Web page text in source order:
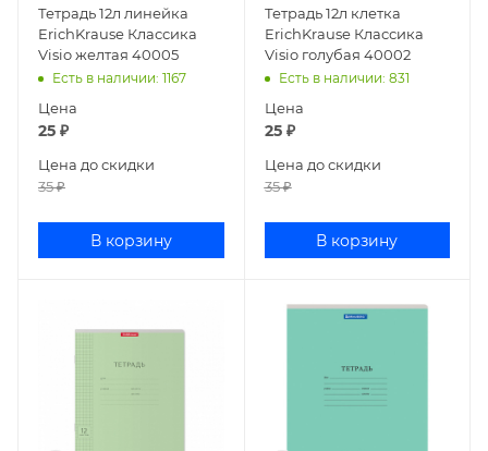
Тетрадь 12л линейка
ErichKrause Классика
Visio желтая 40005
Есть в наличии: 1167
Цена
25 ₽
Цена до скидки
35₽
В корзину
Тетрадь 12л клетка
ErichKrause Классика
Visio голубая 40002
Есть в наличии: 831
Цена
25₽
Цена до скидки
35₽
В корзину